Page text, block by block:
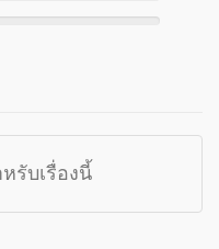
รับเรื่องนี้